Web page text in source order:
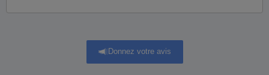
Donnez votre avis